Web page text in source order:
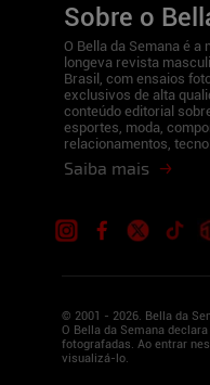
Sobre o
O Bella da Semana é a
longeva revista
Brasil, com ensaios
exclusivos de alta
conteúdo editorial
esportes, moda,
relacionamentos,
Saiba mais
© 2001 - 2026. Bella da
O Bella da Semana
fotografadas. Ao entrar
visualizá-lo.